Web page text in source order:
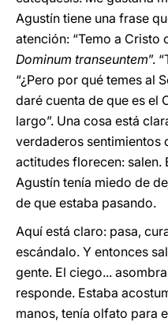
Agustín tiene una frase
atención: “Temo a Cristo
Dominum transeuntem”.
“¿Pero por qué temes al
daré cuenta de que es el
largo”. Una cosa está
verdaderos sentimientos
actitudes florecen: salen.
Agustín tenía miedo de
de que estaba pasando.
Aquí está claro: pasa,
escándalo. Y entonces
gente. El ciego...
responde. Estaba
manos, tenía olfato para